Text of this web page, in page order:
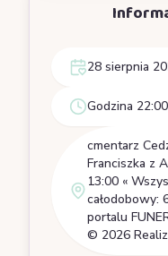
28 sierpnia
Godzina 22:00
cmentarz
Franciszka z
13:00 «
całodobowy:
portalu
© 2026